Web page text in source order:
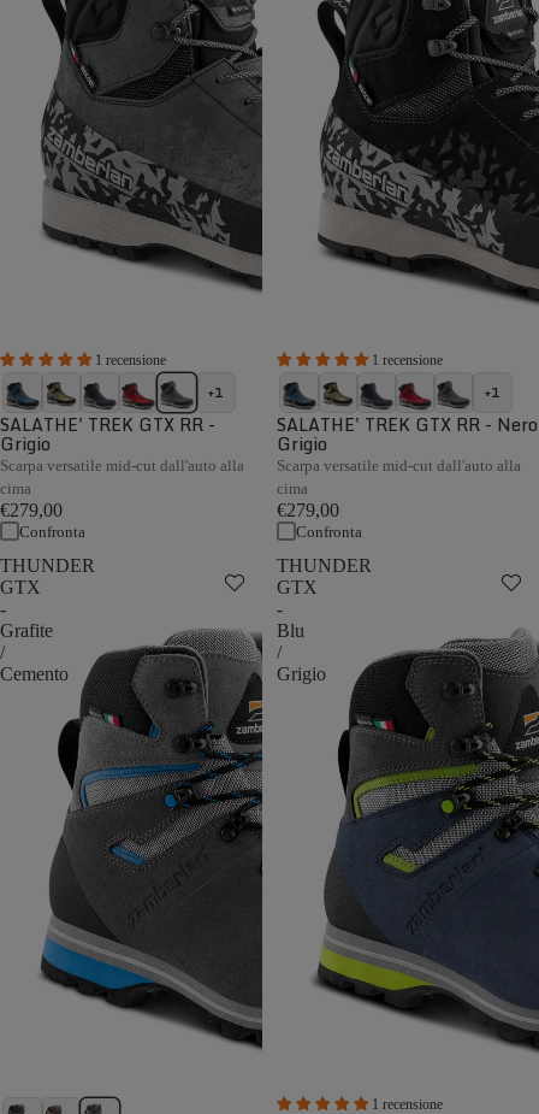
1 recensione
+1
SALATHE' TREK GTX RR -
Grigio
Scarpa versatile mid-cut dall'auto alla
cima
€279,00
Confronta
1 recensione
+1
SALATHE' TREK GTX RR - Nero
Grigio
Scarpa versatile mid-cut dall'auto alla
cima
€279,00
Confronta
THUNDER
GTX
-
Grafite
/
Cemento
THUNDER
GTX
-
Blu
/
Grigio
1 recensione